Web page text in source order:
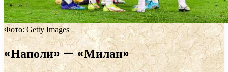
Фото: Getty Images
«Наполи» — «Милан»